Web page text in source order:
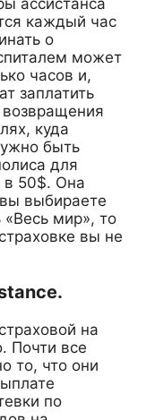
каждый час
о
может
часов и,
заплатить
куда
быть
для
в 50$. Она
выбираете
мир», то
вы не
на
Почти все
то, что они
по